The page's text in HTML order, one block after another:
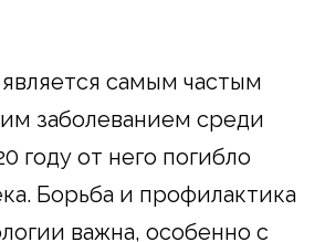
самым частым
заболеванием среди
году от него погибло
Борьба и профилактика
важна, особенно с